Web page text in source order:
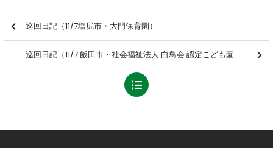
巡回日記（11/7塩尻市・大門保育園）
巡回日記（11/7 飯田市・社会福祉法人 白鳥会 認定こども園 飯田中央保育園）